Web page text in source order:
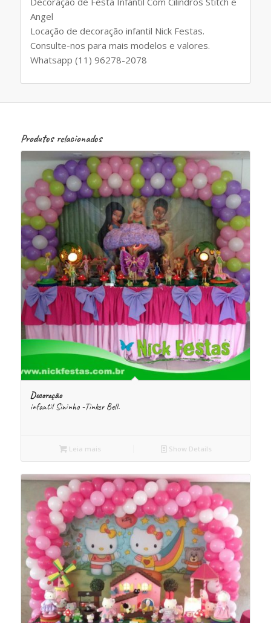
Angel
Locação de decoração infantil Nick Festas.
Consulte-nos para mais modelos e valores.
Whatsapp (11) 96278-2078
Produtos relacionados
Decoração
infantil Sininho -Tinker Bell.
Leia mais Show Details